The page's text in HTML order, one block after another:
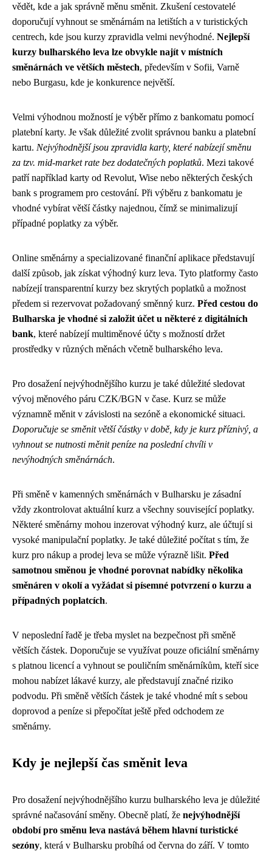
vědět, kde a jak správně měnu směnit. Zkušení cestovatelé
doporučují vyhnout se směnárnám na letištích a v turistických
centrech, kde jsou kurzy zpravidla velmi nevýhodné. Nejlepší
kurzy bulharského leva lze obvykle najít v místních
směnárnách ve větších městech, především v Sofii, Varně
nebo Burgasu, kde je konkurence největší.
Velmi výhodnou možností je výběr přímo z bankomatu pomocí
platební karty. Je však důležité zvolit správnou banku a platební
kartu. Nejvýhodnější jsou zpravidla karty, které nabízejí směnu
za tzv. mid-market rate bez dodatečných poplatků. Mezi takové
patří například karty od Revolut, Wise nebo některých českých
bank s programem pro cestování. Při výběru z bankomatu je
vhodné vybírat větší částky najednou, čímž se minimalizují
případné poplatky za výběr.
Online směnárny a specializované finanční aplikace představují
další způsob, jak získat výhodný kurz leva. Tyto platformy často
nabízejí transparentní kurzy bez skrytých poplatků a možnost
předem si rezervovat požadovaný směnný kurz. Před cestou do
Bulharska je vhodné si založit účet u některé z digitálních
bank, které nabízejí multiměnové účty s možností držet
prostředky v různých měnách včetně bulharského leva.
Pro dosažení nejvýhodnějšího kurzu je také důležité sledovat
vývoj měnového páru CZK/BGN v čase. Kurz se může
významně měnit v závislosti na sezóně a ekonomické situaci.
Doporučuje se směnit větší částky v době, kdy je kurz příznivý, a
vyhnout se nutnosti měnit peníze na poslední chvíli v
nevýhodných směnárnách.
Při směně v kamenných směnárnách v Bulharsku je zásadní
vždy zkontrolovat aktuální kurz a všechny související poplatky.
Některé směnárny mohou inzerovat výhodný kurz, ale účtují si
vysoké manipulační poplatky. Je také důležité počítat s tím, že
kurz pro nákup a prodej leva se může výrazně lišit. Před
samotnou směnou je vhodné porovnat nabídky několika
směnáren v okolí a vyžádat si písemné potvrzení o kurzu a
případných poplatcích.
V neposlední řadě je třeba myslet na bezpečnost při směně
větších částek. Doporučuje se využívat pouze oficiální směnárny
s platnou licencí a vyhnout se pouličním směnárníkům, kteří sice
mohou nabízet lákavé kurzy, ale představují značné riziko
podvodu. Při směně větších částek je také vhodné mít s sebou
doprovod a peníze si přepočítat ještě před odchodem ze
směnárny.
Kdy je nejlepší čas směnit leva
Pro dosažení nejvýhodnějšího kurzu bulharského leva je důležité
správné načasování směny. Obecně platí, že nejvýhodnější
období pro směnu leva nastává během hlavní turistické
sezóny, která v Bulharsku probíhá od června do září. V tomto